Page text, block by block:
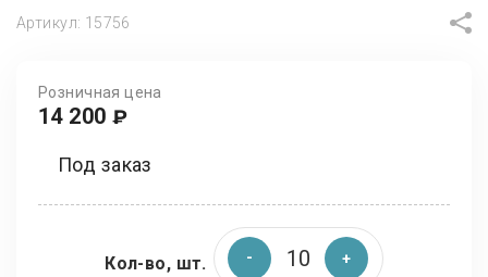
Артикул: 15756
Розничная цена
14 200 ₽
Под заказ
Кол-во, шт.